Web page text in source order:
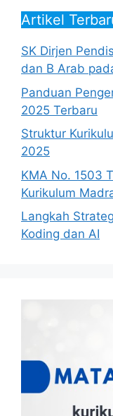
Artikel
SK Dirjen
dan B Arab
Panduan
2025 Terbaru
Struktur
2025
KMA No. 1503
Kurikulum
Langkah
Koding dan AI